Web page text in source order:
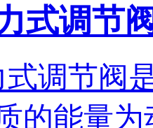
式调节
式调节阀
的能量